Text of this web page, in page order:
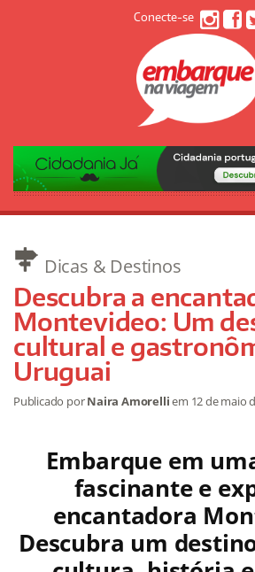
Conecte-se
Dicas & Destinos
Descubra a
Montevideo: Um
cultural e
Uruguai
Publicado porNaira Amorelliem 12 de maio
Embarque em
fascinante e
encantadora
Descubra um